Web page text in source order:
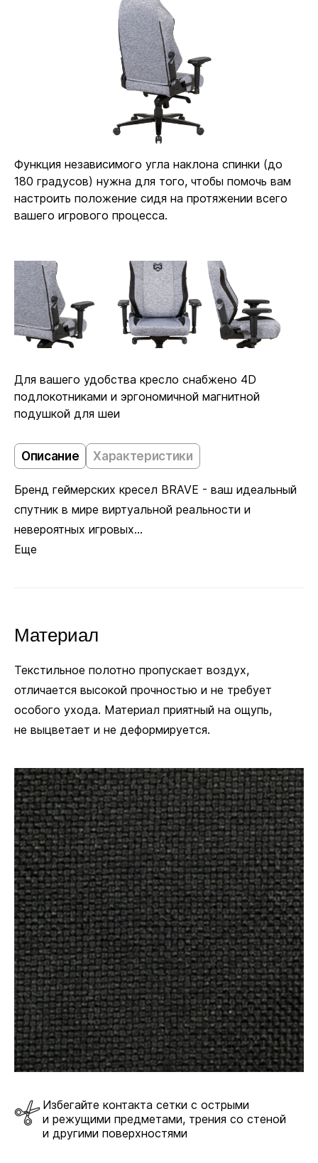
Функция независимого угла наклона спинки (до
180 градусов) нужна для того, чтобы помочь вам
настроить положение сидя на протяжении всего
вашего игрового процесса.
Для вашего удобства кресло снабжено 4D
подлокотниками и эргономичной магнитной
подушкой для шеи
Описание Характеристики
Бренд геймерских кресел BRAVE - ваш идеальный
спутник в мире виртуальной реальности и
невероятных игровых...
Еще
Материал
Текстильное полотно пропускает воздух,
отличается высокой прочностью и не требует
особого ухода. Материал приятный на ощупь,
не выцветает и не деформируется.
Избегайте контакта сетки с острыми
и режущими предметами, трения со стеной
и другими поверхностями